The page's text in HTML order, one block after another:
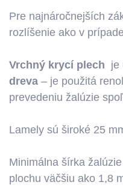
Pre najnáročnejších
rozlíšenie ako v
Vrchný krycí plech je
dreva – je použitá
prevedeniu žalúzie
Lamely sú široké 25
Minimálna šírka
plochu väčšiu ako 1,8